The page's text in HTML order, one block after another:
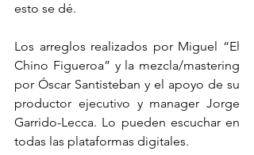
esto se dé.
Los arreglos realizados por Miguel “El
Chino Figueroa” y la mezcla/mastering
por Óscar Santisteban y el apoyo de su
productor ejecutivo y manager Jorge
Garrido-Lecca. Lo pueden escuchar en
todas las plataformas digitales.